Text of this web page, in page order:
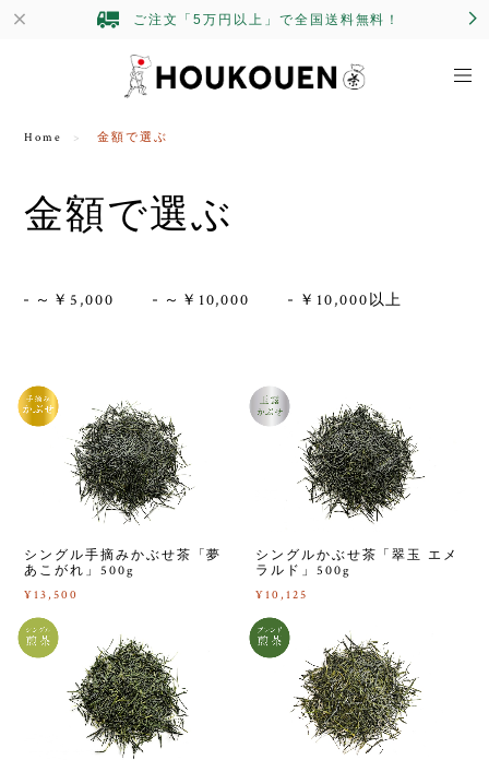
ご注文「5万円以上」で全国送料無料！
Home 金額で選ぶ
金額で選ぶ
～￥5,000 ～￥10,000 ￥10,000以上
シングル手摘みかぶせ茶「夢
あこがれ」500g
¥13,500
シングルかぶせ茶「翠玉 エメ
ラルド」500g
¥10,125